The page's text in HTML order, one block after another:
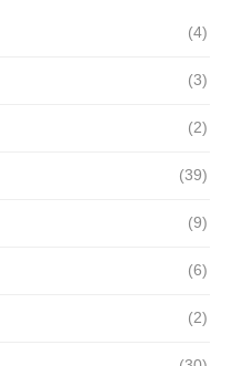
(4)
(3)
(2)
(39)
(9)
(6)
(2)